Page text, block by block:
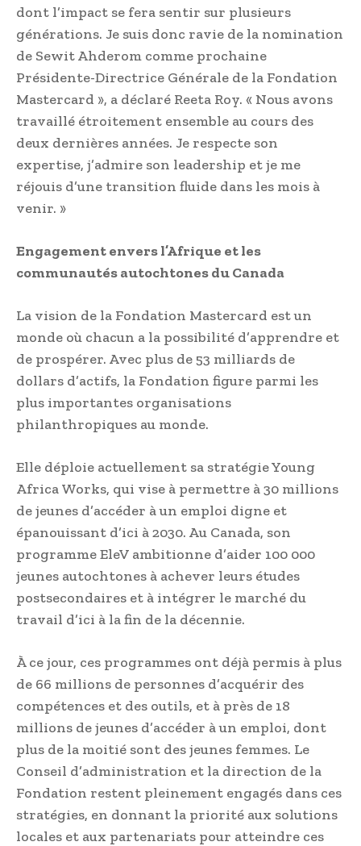
dont l’impact se fera sentir sur plusieurs
générations. Je suis donc ravie de la nomination
de Sewit Ahderom comme prochaine
Présidente-Directrice Générale de la Fondation
Mastercard », a déclaré Reeta Roy. « Nous avons
travaillé étroitement ensemble au cours des
deux dernières années. Je respecte son
expertise, j’admire son leadership et je me
réjouis d’une transition fluide dans les mois à
venir. »
Engagement envers l’Afrique et les
communautés autochtones du Canada
La vision de la Fondation Mastercard est un
monde où chacun a la possibilité d’apprendre et
de prospérer. Avec plus de 53 milliards de
dollars d’actifs, la Fondation figure parmi les
plus importantes organisations
philanthropiques au monde.
Elle déploie actuellement sa stratégie Young
Africa Works, qui vise à permettre à 30 millions
de jeunes d’accéder à un emploi digne et
épanouissant d’ici à 2030. Au Canada, son
programme EleV ambitionne d’aider 100 000
jeunes autochtones à achever leurs études
postsecondaires et à intégrer le marché du
travail d’ici à la fin de la décennie.
À ce jour, ces programmes ont déjà permis à plus
de 66 millions de personnes d’acquérir des
compétences et des outils, et à près de 18
millions de jeunes d’accéder à un emploi, dont
plus de la moitié sont des jeunes femmes. Le
Conseil d’administration et la direction de la
Fondation restent pleinement engagés dans ces
stratégies, en donnant la priorité aux solutions
locales et aux partenariats pour atteindre ces